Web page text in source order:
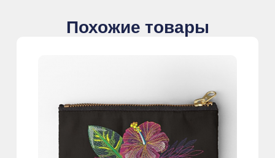
Похожие товары